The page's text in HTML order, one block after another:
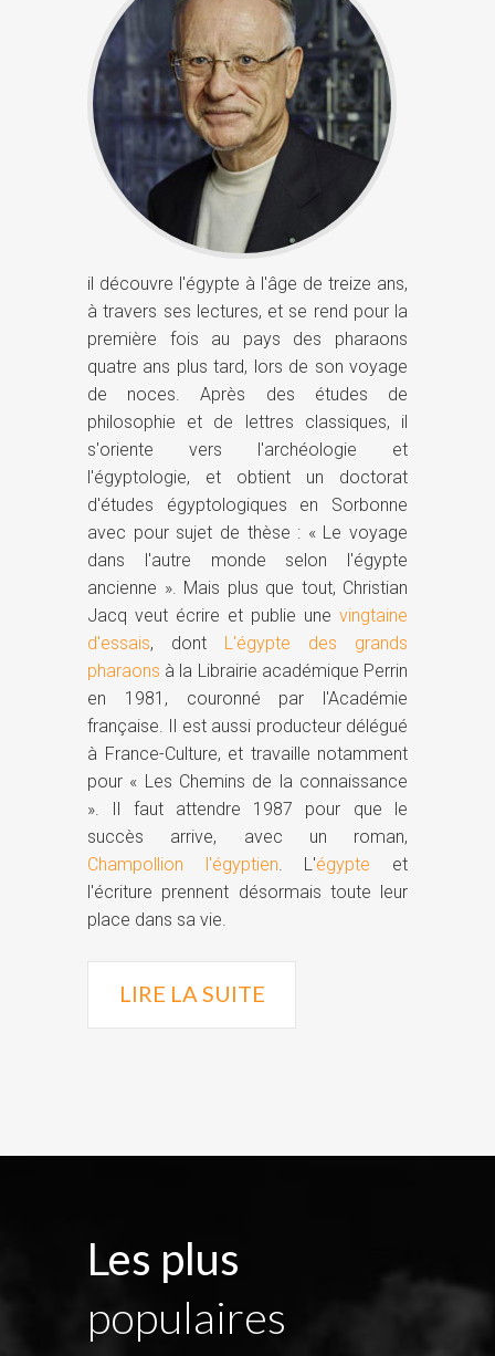
Cliquez-ici pour
consulter la biographie
deChristian Jacq
il découvre l'égypte à l'âge de treize ans,
à travers ses lectures, et se rend pour la
première fois au pays des pharaons
quatre ans plus tard, lors de son voyage
de noces. Après des études de
philosophie et de lettres classiques, il
s'oriente vers l'archéologie et
l'égyptologie, et obtient un doctorat
d'études égyptologiques en Sorbonne
avec pour sujet de thèse : « Le voyage
dans l'autre monde selon l'égypte
ancienne ». Mais plus que tout, Christian
Jacq veut écrire et publie une vingtaine
d'essais, dont
L'égypte des grands
pharaons à la Librairie académique Perrin
en 1981, couronné par l'Académie
française. Il est aussi producteur délégué
à France-Culture, et travaille notamment
pour « Les Chemins de la connaissance
». Il faut attendre 1987 pour que le
succès arrive, avec un roman,
Champollion l'égyptien. L'égypte et
l'écriture prennent désormais toute leur
place dans sa vie.
LIRE LA SUITE
Les plus
populaires